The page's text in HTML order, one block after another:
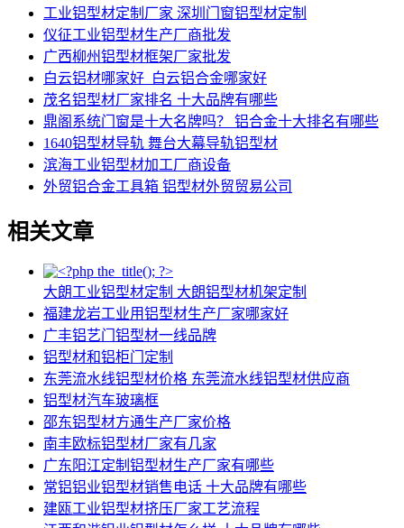
工业铝型材定制厂家 深圳门窗铝型材定制
仪征工业铝型材生产厂商批发
广西柳州铝型材框架厂家批发
白云铝材哪家好_白云铝合金哪家好
茂名铝型材厂家排名 十大品牌有哪些
鼎阁系统门窗是十大名牌吗？ 铝合金十大排名有哪些
1640铝型材导轨 舞台大幕导轨铝型材
滨海工业铝型材加工厂商设备
外贸铝合金工具箱 铝型材外贸贸易公司
相关文章
大朗工业铝型材定制 大朗铝型材机架定制
福建龙岩工业用铝型材生产厂家哪家好
广丰铝艺门铝型材一线品牌
铝型材和铝柜门定制
东莞流水线铝型材价格 东莞流水线铝型材供应商
铝型材汽车玻璃框
邵东铝型材方通生产厂家价格
南丰欧标铝型材厂家有几家
广东阳江定制铝型材生产厂家有哪些
常铝铝业铝型材销售电话 十大品牌有哪些
建瓯工业铝型材挤压厂家工艺流程